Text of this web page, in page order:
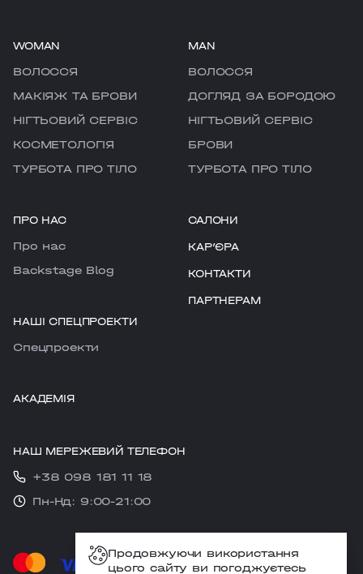
WOMAN
ВОЛОССЯ
МАКІЯЖ ТА БРОВИ
НІГТЬОВИЙ СЕРВІС
КОСМЕТОЛОГІЯ
ТУРБОТА ПРО ТІЛО
MAN
ВОЛОССЯ
ДОГЛЯД ЗА БОРОДОЮ
НІГТЬОВИЙ СЕРВІС
БРОВИ
ТУРБОТА ПРО ТІЛО
ПРО НАС
Про нас
Backstage Blog
НАШІ СПЕЦПРОЕКТИ
Cпецпроекти
САЛОНИ
КАРʼЄРА
КОНТАКТИ
ПАРТНЕРАМ
АКАДЕМІЯ
НАШ МЕРЕЖЕВИЙ ТЕЛЕФОН
+38 098 181 11 18
Пн-Нд: 9:00-21:00
Продовжуючи використання
цього сайту ви погоджуєтесь